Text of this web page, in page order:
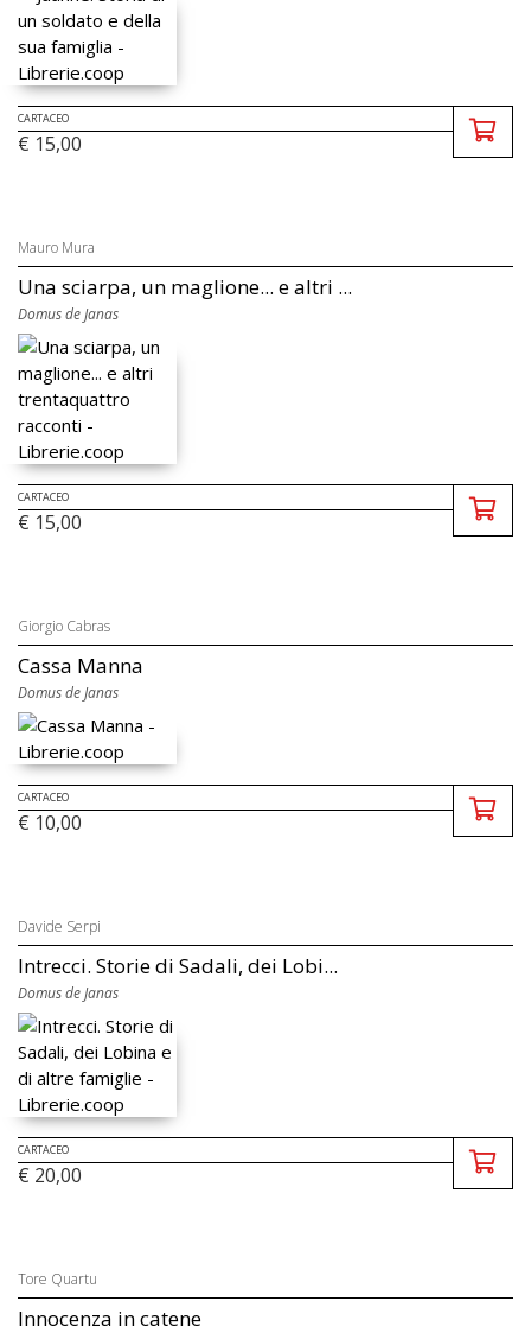
CARTACEO
€ 15,00
Mauro Mura
Una sciarpa, un maglione... e altri ...
Domus de Janas
CARTACEO
€ 15,00
Giorgio Cabras
Cassa Manna
Domus de Janas
CARTACEO
€ 10,00
Davide Serpi
Intrecci. Storie di Sadali, dei Lobi...
Domus de Janas
CARTACEO
€ 20,00
Tore Quartu
Innocenza in catene